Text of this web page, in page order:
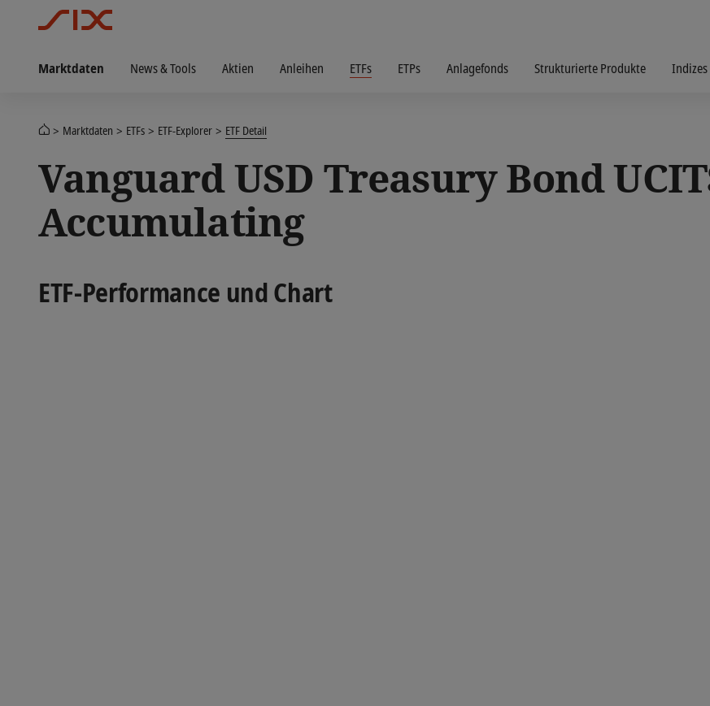
Marktdaten News & Tools Aktien Anleihen ETFs ETPs Anlagefonds Strukturierte Produkte Indizes
Marktdaten ETFs ETF-Explorer ETF Detail
Vanguard USD Treasury Bond
Accumulating
ETF-Performance und Chart